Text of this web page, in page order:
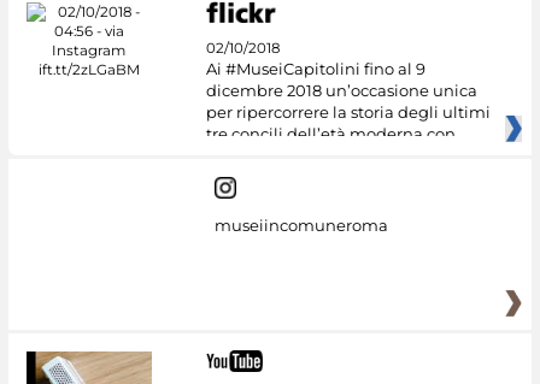
02/10/2018
Ai #MuseiCapitolini fino al 9
dicembre 2018 un’occasione unica
per ripercorrere la storia degli ultimi
tre concili dell’età moderna con
museiincomuneroma